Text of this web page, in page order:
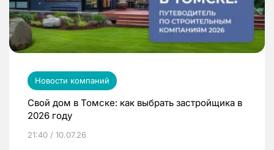
Новости компаний
Свой дом в Томске: как выбрать застройщика в
2026 году
21:40 / 10.07.26